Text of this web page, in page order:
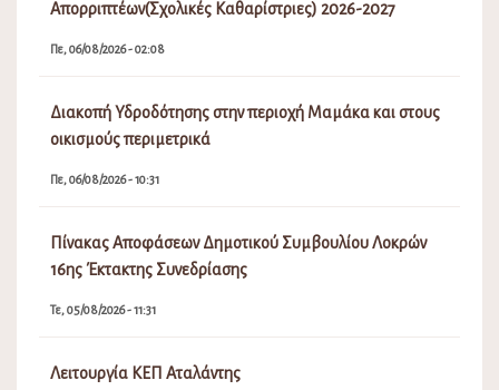
Απορριπτέων(Σχολικές Καθαρίστριες) 2026-2027
Πε, 06/08/2026 - 02:08
Διακοπή Υδροδότησης στην περιοχή Μαμάκα και στους
οικισμούς περιμετρικά
Πε, 06/08/2026 - 10:31
Πίνακας Αποφάσεων Δημοτικού Συμβουλίου Λοκρών
16ης Έκτακτης Συνεδρίασης
Τε, 05/08/2026 - 11:31
Λειτουργία ΚΕΠ Αταλάντης